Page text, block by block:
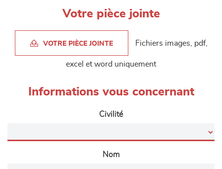
Votre pièce jointe
VOTRE PIÈCE JOINTE Fichiers images, pdf,
excel et word uniquement
Informations vous concernant
Civilité
Nom